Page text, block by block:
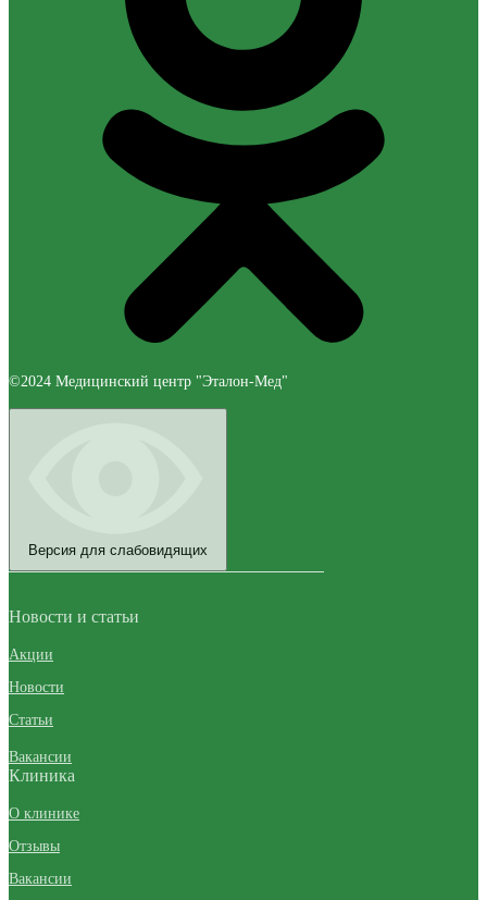
©2024 Медицинский центр "Эталон-Мед"
Версия для слабовидящих
Новости и статьи
Акции
Новости
Статьи
Вакансии
Клиника
О клинике
Отзывы
Вакансии